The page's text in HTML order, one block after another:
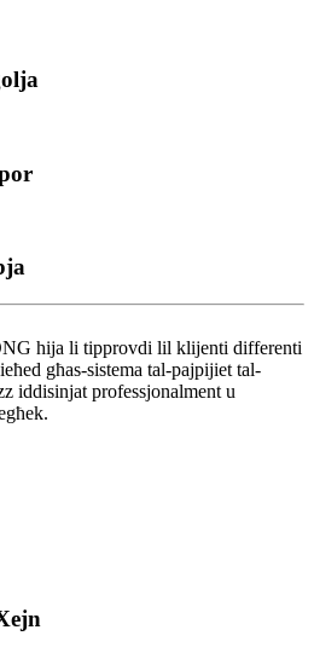
hija li tipprovdi lil klijenti differenti
għas-sistema tal-pajpijiet tal-
iddisinjat professjonalment u